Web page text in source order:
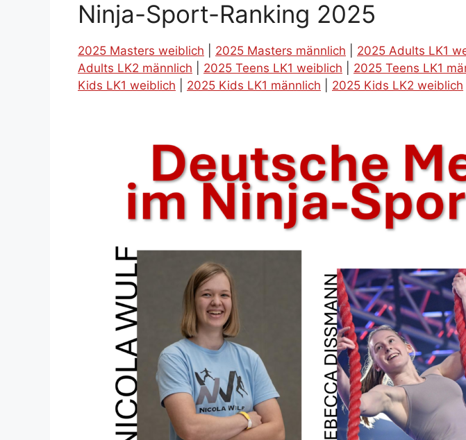
Ninja-Sport-Ranking 2025
2025 Masters weiblich 2025 Masters männlich 2025 Adults LK1
Adults LK2 männlich
2025 Teens LK1 weiblich 2025 Teens LK1
Kids LK1 weiblich
2025 Kids LK1 männlich 2025 Kids LK2 weiblich